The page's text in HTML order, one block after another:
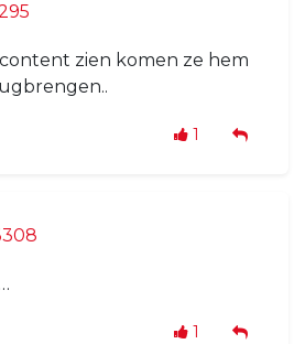
zien komen ze hem
1
1